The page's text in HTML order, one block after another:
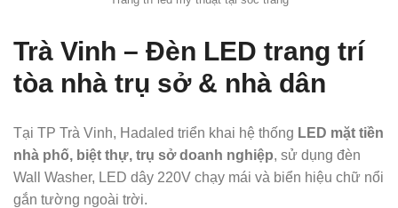
Trà Vinh – Đèn LED trang trí
tòa nhà trụ sở & nhà dân
Tại TP Trà Vinh, Hadaled triển khai hệ thống LED mặt tiền
nhà phố, biệt thự, trụ sở doanh nghiệp, sử dụng đèn
Wall Washer, LED dây 220V chạy mái và biển hiệu chữ nổi
gắn tường ngoài trời.